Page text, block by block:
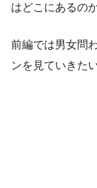
はどこにあるの
前編では男女問
ンを見ていきた